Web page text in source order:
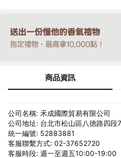
商品資訊
公司名稱: 禾成國際貿易有限公司
公司地址: 台北市松山區八德路四段
統一編號: 52883881
客服聯繫方式: 02-37652720
客服時段: 週一至週五10:00-19:00